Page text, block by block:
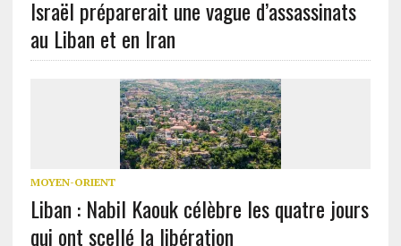
Israël préparerait une vague d’assassinats
au Liban et en Iran
MOYEN-ORIENT
Liban : Nabil Kaouk célèbre les quatre jours
qui ont scellé la libération